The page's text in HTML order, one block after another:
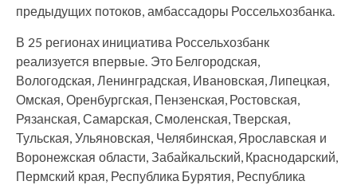
предыдущих потоков, амбассадоры Россельхозбанка.
В 25 регионах инициатива Россельхозбанк
реализуется впервые. Это Белгородская,
Вологодская, Ленинградская, Ивановская, Липецкая,
Омская, Оренбургская, Пензенская, Ростовская,
Рязанская, Самарская, Смоленская, Тверская,
Тульская, Ульяновская, Челябинская, Ярославская и
Воронежская области, Забайкальский, Краснодарский,
Пермский края, Республика Бурятия, Республика